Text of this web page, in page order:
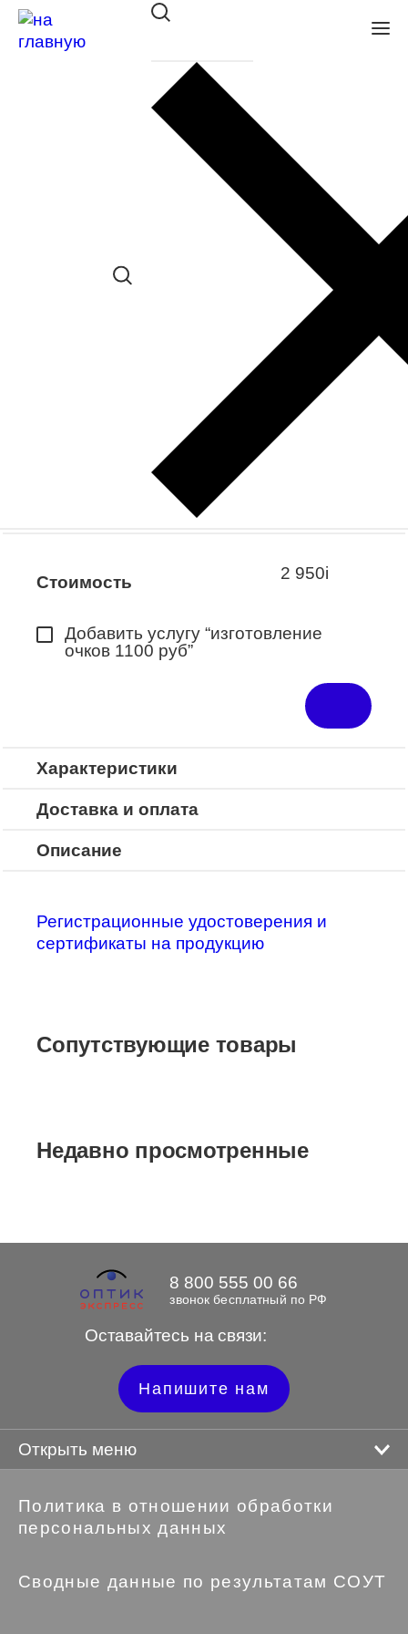
Оправа BALLET CLASSIC
в наличии (Больше 5 шт.) *наличие
товара в конкретном салоне
необходимо уточнять отдельно
Заказать примерку
Закажите понравившуюся модель
в ближайший салон “Оптик-Экспресс”.
*Доступно для Республики
Стоимость 2 950i
Добавить услугу “изготовление
очков 1100 руб”
Характеристики
Доставка и оплата
Описание
Регистрационные удостоверения и
сертификаты на продукцию
Сопутствующие товары
Недавно просмотренные
Оставайтесь на связи:
8 800 555 00 66
звонок бесплатный по РФ
Напишите нам
Открыть меню
Политика в отношении обработки
персональных данных
Сводные данные по результатам СОУТ